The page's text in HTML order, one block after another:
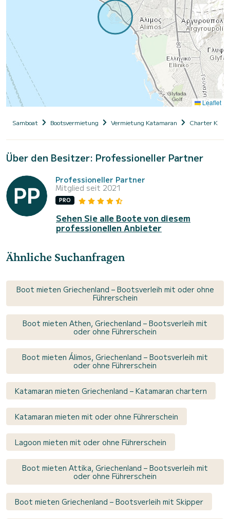
Leaflet
Samboat Bootsvermietung Vermietung Katamaran Charter
Über den Besitzer: Professioneller Partner
Professioneller Partner
Mitglied seit 2021
PRO
Sehen Sie alle Boote von diesem
professionellen Anbieter
Ähnliche Suchanfragen
Boot mieten Griechenland – Bootsverleih mit oder ohne
Führerschein
Boot mieten Athen, Griechenland – Bootsverleih mit
oder ohne Führerschein
Boot mieten Álimos, Griechenland – Bootsverleih mit
oder ohne Führerschein
Katamaran mieten Griechenland – Katamaran chartern
Katamaran mieten mit oder ohne Führerschein
Lagoon mieten mit oder ohne Führerschein
Boot mieten Attika, Griechenland – Bootsverleih mit
oder ohne Führerschein
Boot mieten Griechenland – Bootsverleih mit Skipper